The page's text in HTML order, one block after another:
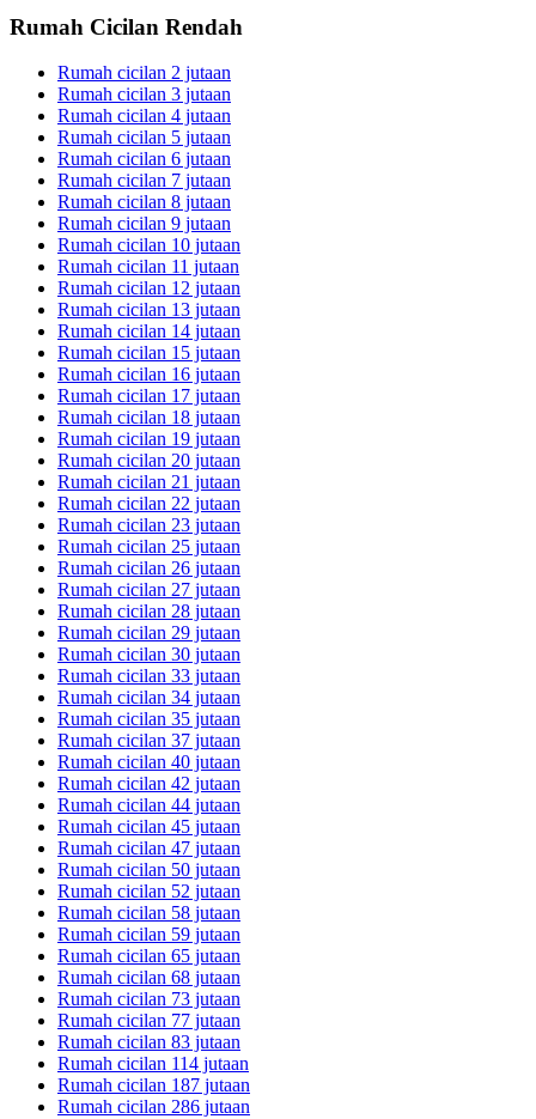
Rumah Cicilan Rendah
Rumah cicilan 2 jutaan
Rumah cicilan 3 jutaan
Rumah cicilan 4 jutaan
Rumah cicilan 5 jutaan
Rumah cicilan 6 jutaan
Rumah cicilan 7 jutaan
Rumah cicilan 8 jutaan
Rumah cicilan 9 jutaan
Rumah cicilan 10 jutaan
Rumah cicilan 11 jutaan
Rumah cicilan 12 jutaan
Rumah cicilan 13 jutaan
Rumah cicilan 14 jutaan
Rumah cicilan 15 jutaan
Rumah cicilan 16 jutaan
Rumah cicilan 17 jutaan
Rumah cicilan 18 jutaan
Rumah cicilan 19 jutaan
Rumah cicilan 20 jutaan
Rumah cicilan 21 jutaan
Rumah cicilan 22 jutaan
Rumah cicilan 23 jutaan
Rumah cicilan 25 jutaan
Rumah cicilan 26 jutaan
Rumah cicilan 27 jutaan
Rumah cicilan 28 jutaan
Rumah cicilan 29 jutaan
Rumah cicilan 30 jutaan
Rumah cicilan 33 jutaan
Rumah cicilan 34 jutaan
Rumah cicilan 35 jutaan
Rumah cicilan 37 jutaan
Rumah cicilan 40 jutaan
Rumah cicilan 42 jutaan
Rumah cicilan 44 jutaan
Rumah cicilan 45 jutaan
Rumah cicilan 47 jutaan
Rumah cicilan 50 jutaan
Rumah cicilan 52 jutaan
Rumah cicilan 58 jutaan
Rumah cicilan 59 jutaan
Rumah cicilan 65 jutaan
Rumah cicilan 68 jutaan
Rumah cicilan 73 jutaan
Rumah cicilan 77 jutaan
Rumah cicilan 83 jutaan
Rumah cicilan 114 jutaan
Rumah cicilan 187 jutaan
Rumah cicilan 286 jutaan